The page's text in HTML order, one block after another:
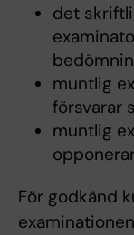
det
muntlig
försvarar
muntlig
För godkänd